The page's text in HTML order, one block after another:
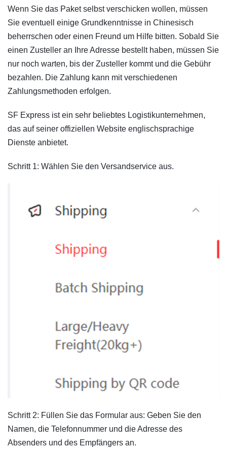
Wenn Sie das Paket selbst verschicken wollen, müssen
Sie eventuell einige Grundkenntnisse in Chinesisch
beherrschen oder einen Freund um Hilfe bitten. Sobald Sie
einen Zusteller an Ihre Adresse bestellt haben, müssen Sie
nur noch warten, bis der Zusteller kommt und die Gebühr
bezahlen. Die Zahlung kann mit verschiedenen
Zahlungsmethoden erfolgen.
SF Express ist ein sehr beliebtes Logistikunternehmen,
das auf seiner offiziellen Website englischsprachige
Dienste anbietet.
Schritt 1: Wählen Sie den Versandservice aus.
Schritt 2: Füllen Sie das Formular aus: Geben Sie den
Namen, die Telefonnummer und die Adresse des
Absenders und des Empfängers an.